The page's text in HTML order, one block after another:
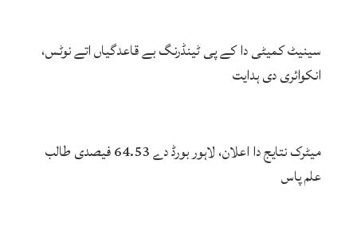
سینیٹ کمیٹی دا کے پی ٹینڈرنگ بے قاعدگیاں اتے نوٹس،
انکوائری دی ہدایت
میٹرک نتایج دا اعلان، لاہور بورڈ دے 64.53 فیصدی طالب
علم پاس